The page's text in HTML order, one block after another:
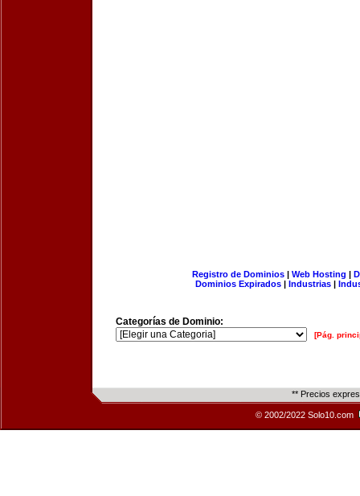
Registro de Dominios| Web Hosting |
Dominios Expirados | Industrias |
Categorías de Dominio:
[Pág.
** Precios
© 2002/2022 Solo10.com